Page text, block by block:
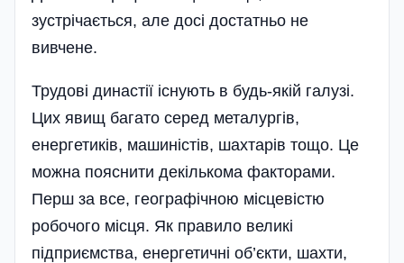
зустрічається, але досі достатньо не
вивчене.
Трудові династії існують в будь-якій галузі.
Цих явищ багато серед металургів,
енергетиків, машиністів, шахтарів тощо. Це
можна пояснити декількома факторами.
Перш за все, географічною місцевістю
робочого місця. Як правило великі
підприємства, енергетичні об’єкти, шахти,